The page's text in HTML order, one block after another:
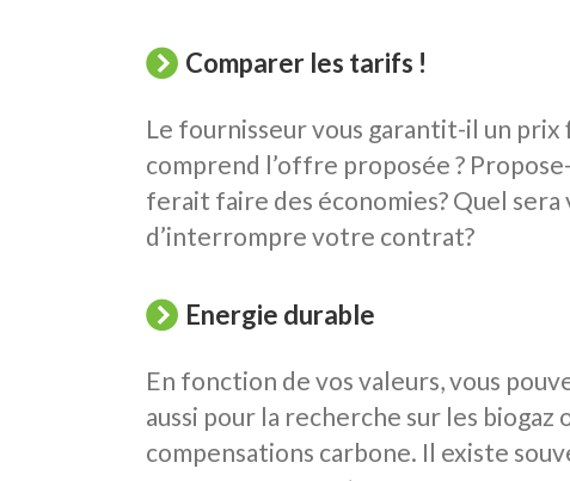
Comparer les tarifs !
Le fournisseur vous garantit-il un
comprend l’offre proposée ?
ferait faire des économies? Quel
d’interrompre votre contrat?
Energie durable
En fonction de vos valeurs, vous
aussi pour la recherche sur les
compensations carbone. Il existe